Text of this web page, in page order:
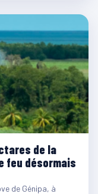
de la
feu désormais
de Génipa, à